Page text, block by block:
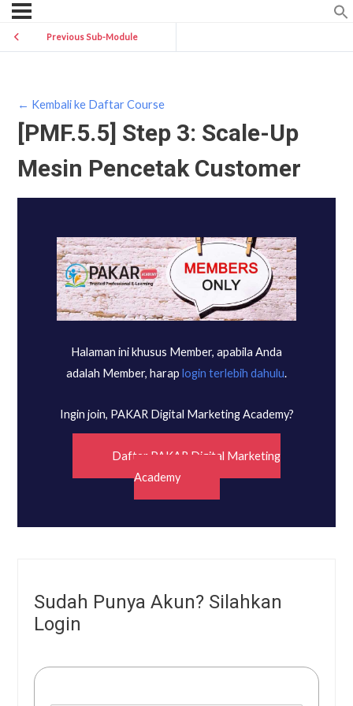
Previous Sub-Module
← Kembali ke Daftar Course
[PMF.5.5] Step 3: Scale-Up
Mesin Pencetak Customer
Halaman ini khusus Member, apabila Anda
adalah Member, harap login terlebih dahulu.
Ingin join, PAKAR Digital Marketing Academy?
Daftar PAKAR Digital Marketing
Academy
Sudah Punya Akun? Silahkan
Login